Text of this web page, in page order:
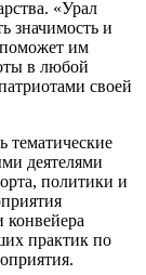
«Урал
значимость и
им
в любой
своей
тематические
деятелями
политики и
конвейера
практик по